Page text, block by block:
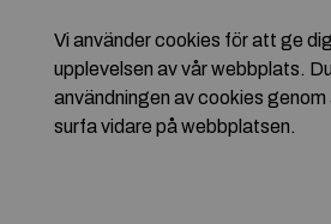
dig till oss. För frågor kring
Vi använder cookies för att ge
upplevelsen av vår webbplats.
användningen av cookies
surfa vidare på webbplatsen.